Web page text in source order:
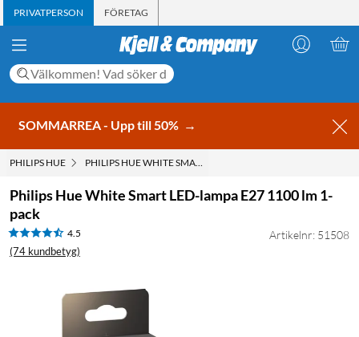
PRIVATPERSON FÖRETAG
SOMMARREA - Upp till 50% →
PHILIPS HUE PHILIPS HUE WHITE SMART LED-LAMPA E27 1100 LM 1-PACK
Philips Hue White Smart LED-lampa E27 1100 lm 1-
pack
4.5
(74 kundbetyg)
Artikelnr: 51508